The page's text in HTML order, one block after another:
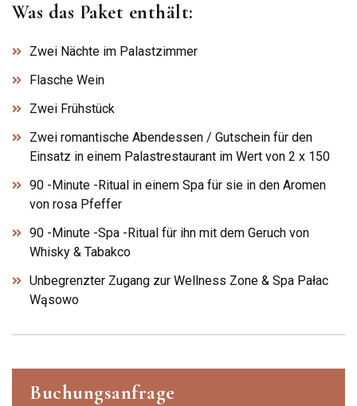
Was das Paket enthält:
Zwei Nächte im Palastzimmer
Flasche Wein
Zwei Frühstück
Zwei romantische Abendessen / Gutschein für den
Einsatz in einem Palastrestaurant im Wert von 2 x 150
90 -Minute -Ritual in einem Spa für sie in den Aromen
von rosa Pfeffer
90 -Minute -Spa -Ritual für ihn mit dem Geruch von
Whisky & Tabakco
Unbegrenzter Zugang zur Wellness Zone & Spa Pałac
Wąsowo
Buchungsanfrage